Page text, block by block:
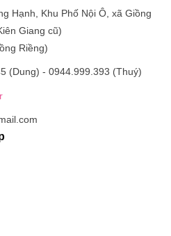
Hạnh, Khu Phố Nội Ô, xã Giồng
Giang cũ)
Riềng)
(Dung) - 0944.999.393 (Thuý)